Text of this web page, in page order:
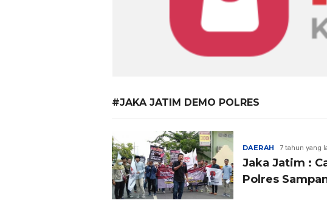
#JAKA JATIM DEMO POLRES
DAERAH 7 tahun yang
Jaka Jatim :
Polres